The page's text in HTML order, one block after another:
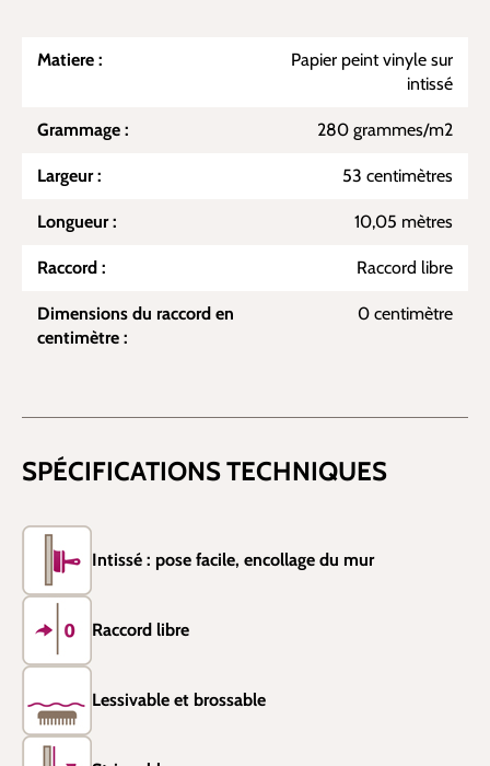
Matiere :
Papier peint vinyle sur
intissé
Grammage : 280 grammes/m2
Largeur : 53 centimètres
Longueur : 10,05 mètres
Raccord : Raccord libre
Dimensions du raccord en
centimètre :
0 centimètre
SPÉCIFICATIONS TECHNIQUES
Intissé : pose facile, encollage du mur
Raccord libre
Lessivable et brossable